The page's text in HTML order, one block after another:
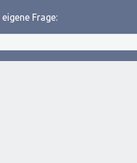
Frage: